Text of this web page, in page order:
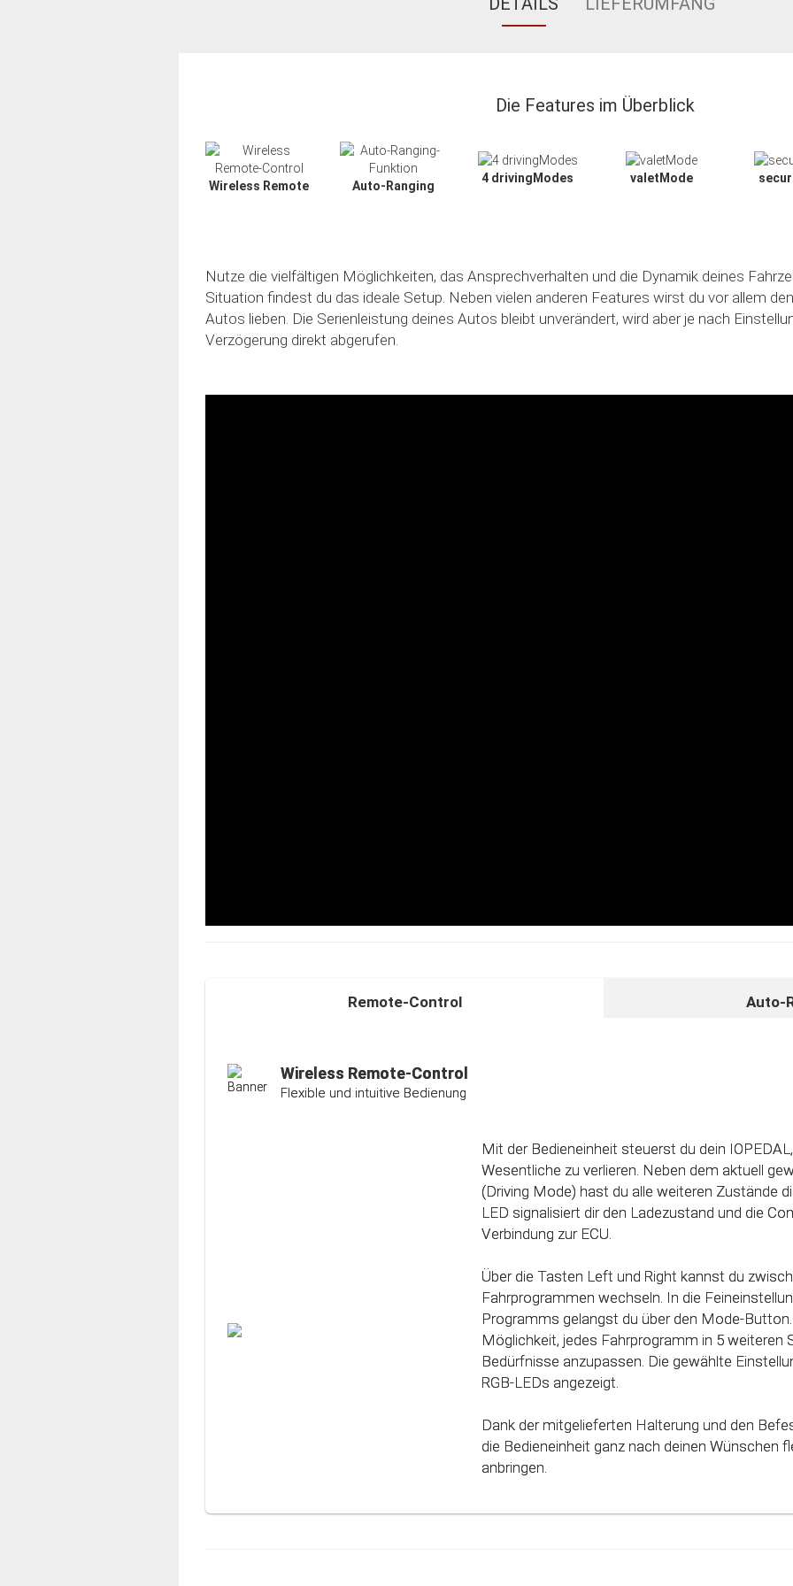
Die Features im Überblick
Wireless Remote Auto-Ranging
4 drivingModes valetMode
Nutze die vielfältigen Möglichkeiten, das Ansprechverhalten und die Dynamik deines
Situation findest du das ideale Setup. Neben vielen anderen Features wirst du vor allem
Autos lieben. Die Serienleistung deines Autos bleibt unverändert, wird aber je nach
Verzögerung direkt abgerufen.
Slide02
Remote-Control Auto-
Wireless Remote-Control
Flexible und intuitive Bedienung
Mit der Bedieneinheit steuerst du dein
Wesentliche zu verlieren. Neben dem aktuell
(Driving Mode) hast du alle weiteren Zustände
LED signalisiert dir den Ladezustand und die
Verbindung zur ECU.
Über die Tasten Left und Right kannst du
Fahrprogrammen wechseln. In die
Programms gelangst du über den Mode-
Möglichkeit, jedes Fahrprogramm in 5 weiteren
Bedürfnisse anzupassen. Die gewählte
RGB-LEDs angezeigt.
Dank der mitgelieferten Halterung und den
die Bedieneinheit ganz nach deinen Wünschen
anbringen.
Informationen des Gaspedals automatisch
optimierten individuellen Kennfeld verarbeitet.
einzelnen Fahrmodi (Fahrprogramme)
des Gaspedals angepasst. Mit Hilfe dieser
werden alle Potenziale deines Fahrzeuges